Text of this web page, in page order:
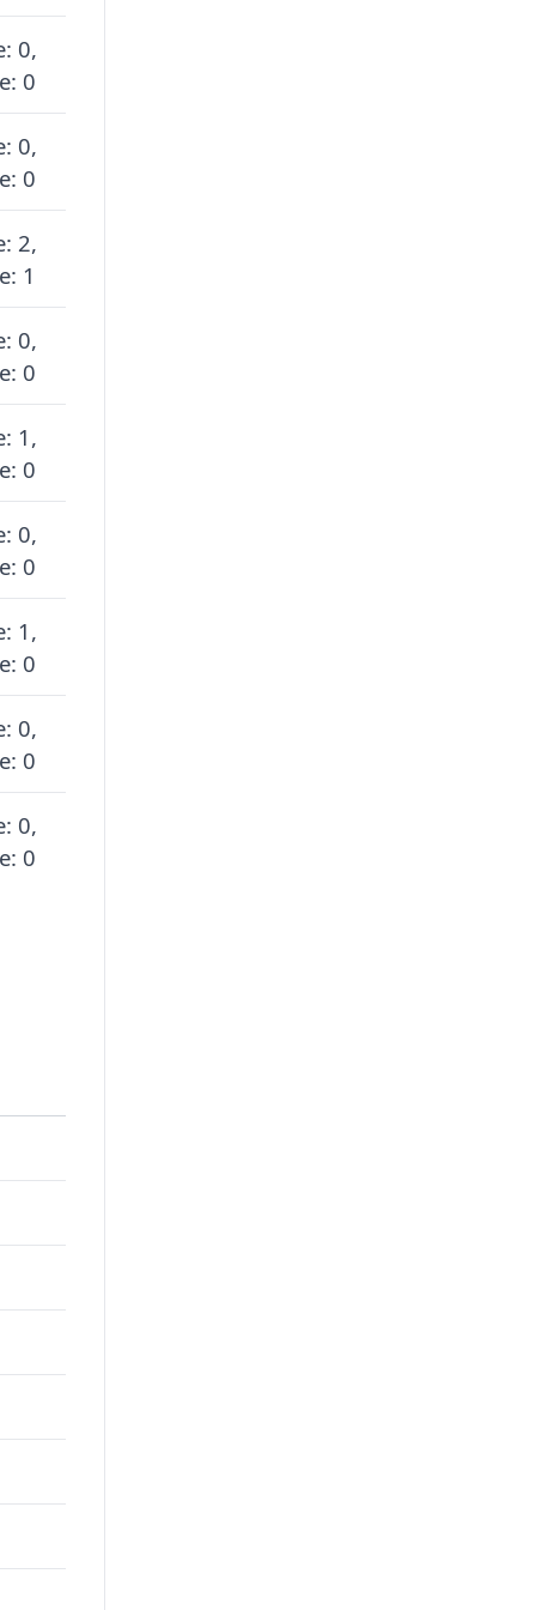
0,
0
0,
0
2,
1
0,
0
1,
0
0,
0
1,
0
0,
0
0,
0